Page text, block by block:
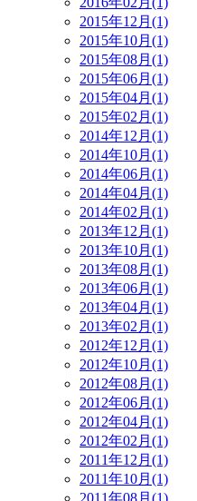
2015年12月(1)
2015年10月(1)
2015年08月(1)
2015年06月(1)
2015年04月(1)
2015年02月(1)
2014年12月(1)
2014年10月(1)
2014年06月(1)
2014年04月(1)
2014年02月(1)
2013年12月(1)
2013年10月(1)
2013年08月(1)
2013年06月(1)
2013年04月(1)
2013年02月(1)
2012年12月(1)
2012年10月(1)
2012年08月(1)
2012年06月(1)
2012年04月(1)
2012年02月(1)
2011年12月(1)
2011年10月(1)
2011年08月(1)